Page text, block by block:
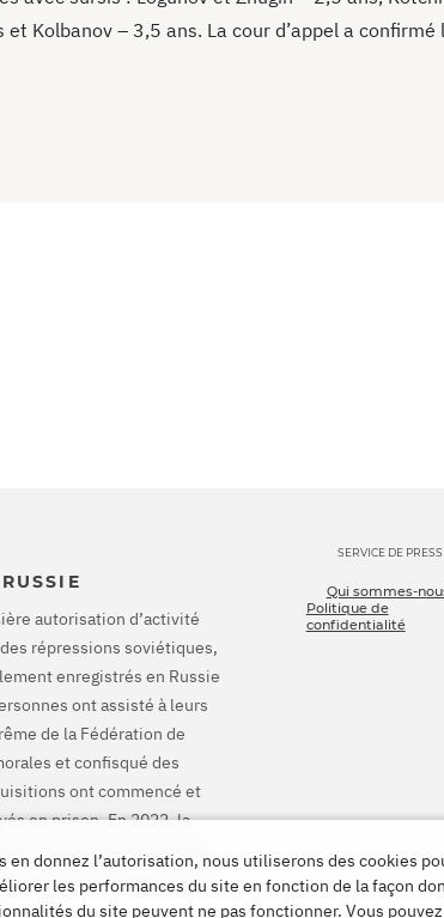
Kolbanov – 3,5 ans. La cour d’appel a confirmé
autorisation d’activité
répressions soviétiques,
enregistrés en Russie
ont assisté à leurs
de la Fédération de
et confisqué des
ont commencé et
en prison. En 2022, la
les indemniser pour tous
SERVICE DE
Qui sommes-
Politique de
confidentialité
en donnez l’autorisation, nous utiliserons des cookies
les performances du site en fonction de la façon
du site peuvent ne pas fonctionner. Vous